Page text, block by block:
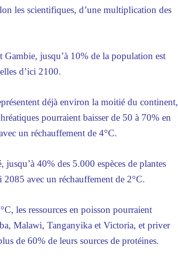
les scientifiques, d’une multiplication des
jusqu’à 10% de la population est
d’ici 2100.
déjà environ la moitié du continent,
pourraient baisser de 50 à 70% en
un réchauffement de 4°C.
40% des 5.000 espèces de plantes
2085 avec un réchauffement de 2°C.
les ressources en poisson pourraient
Malawi, Tanganyika et Victoria, et priver
de 60% de leurs sources de protéines.